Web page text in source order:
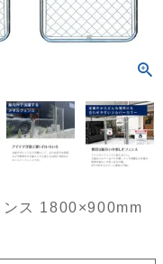
ンス 1800×900mm